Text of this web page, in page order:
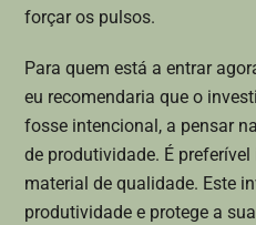
forçar os pulsos.
Para quem está a entrar
eu recomendaria que o
fosse intencional, a pensar
de produtividade. É
material de qualidade. Este
produtividade e protege a